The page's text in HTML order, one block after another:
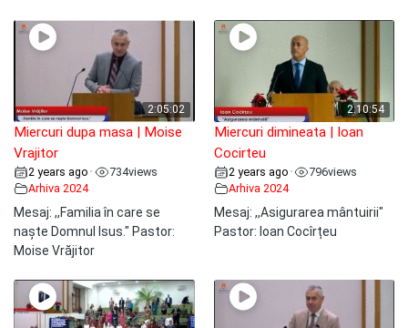
2:05:02
Miercuri dupa masa | Moise
Vrajitor
2 years ago • 734views
Arhiva 2024
Mesaj: ,,Familia în care se
naște Domnul Isus." Pastor:
Moise Vrăjitor
2:10:54
Miercuri dimineata | Ioan
Cocirteu
2 years ago • 796views
Arhiva 2024
Mesaj: ,,Asigurarea mântuirii"
Pastor: Ioan Cocîrțeu